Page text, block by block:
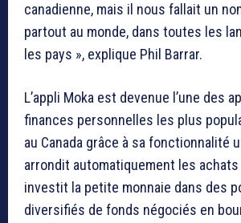
canadienne, mais il nous fallait un
partout au monde, dans toutes les
les pays », explique Phil Barrar.
L’appli Moka est devenue l’une des
finances personnelles les plus
au Canada grâce à sa fonctionnalité
arrondit automatiquement les
investit la petite monnaie dans des
diversifiés de fonds négociés en